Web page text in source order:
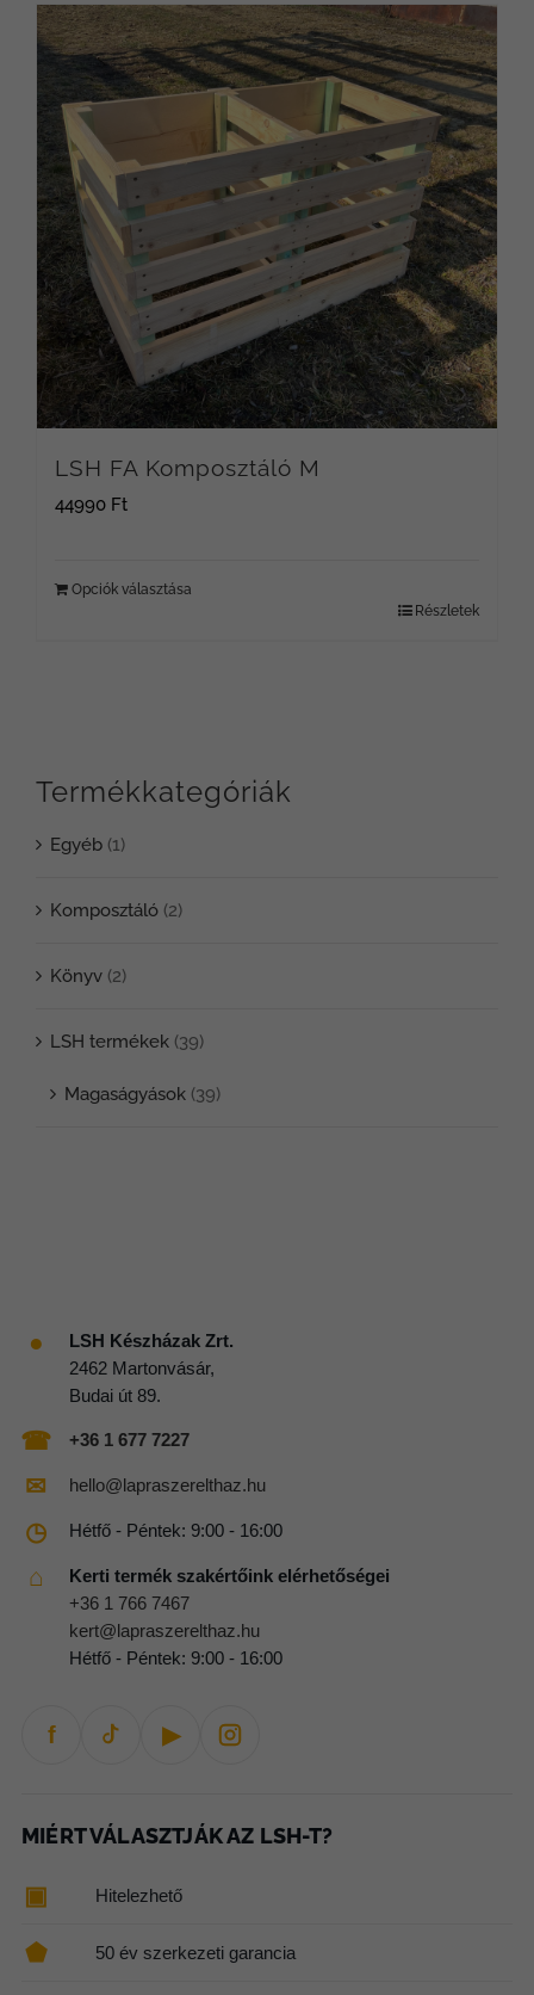
LSH FA Komposztáló M
44990 Ft
Opciók választása
Részletek
Termékkategóriák
Egyéb (1)
Komposztáló (2)
Könyv (2)
LSH termékek (39)
Magaságyások (39)
●
LSH Készházak Zrt.
2462 Martonvásár,
Budai út 89.
☎ +36 1 677 7227
✉ hello@lapraszerelthaz.hu
◷ Hétfő - Péntek: 9:00 - 16:00
⌂
Kerti termék szakértőink elérhetőségei
+36 1 766 7467
kert@lapraszerelthaz.hu
Hétfő - Péntek: 9:00 - 16:00
f ▶
MIÉRT VÁLASZTJÁK AZ LSH-T?
▣ Hitelezhető
⬟ 50 év szerkezeti garancia